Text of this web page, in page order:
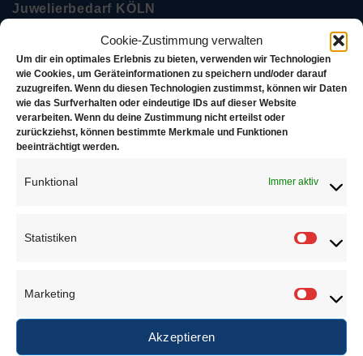
Cookie-Zustimmung verwalten
Um dir ein optimales Erlebnis zu bieten, verwenden wir Technologien
wie Cookies, um Geräteinformationen zu speichern und/oder darauf
zuzugreifen. Wenn du diesen Technologien zustimmst, können wir Daten
wie das Surfverhalten oder eindeutige IDs auf dieser Website
verarbeiten. Wenn du deine Zustimmung nicht erteilst oder
zurückziehst, können bestimmte Merkmale und Funktionen
beeinträchtigt werden.
Funktional Immer aktiv
Statistiken
Marketing
Akzeptieren
Juwelierbedarf KÖLN
Juwelierbedarf KÖLN und seine operativen Einheiten
in Deutschland sind in ein weltweites Netzwerk von
Unternehmen eingebunden, die sich alle demselben
Ziel verschrieben haben. Konsequente Orientierung an
den Bedürfnissen des Kunden.
Über uns
Juwelierbedarf KÖLN